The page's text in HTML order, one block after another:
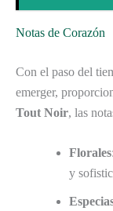
Notas de Corazón
Con el paso del
emerger,
Tout Noir, las
Florales
y